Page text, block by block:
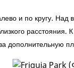
и по кругу.
дополнительную